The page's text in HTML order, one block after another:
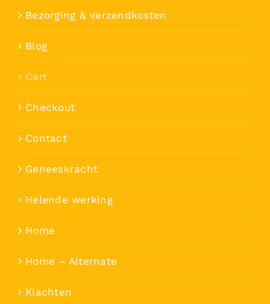
Bezorging & verzendkosten
Blog
Cart
Checkout
Contact
Geneeskracht
Helende werking
Home
Home – Alternate
Klachten